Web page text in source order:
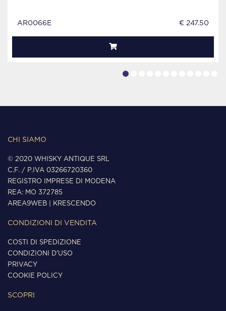
AR0066E € 247.50
CHI SIAMO
© 2020 WHISKY ANTIQUE SRL
C.F. / P.IVA 03266720360
REGISTRO IMPRESE DI MODENA
REA: MO 372785
AREA9WEB
KRESCENDO
CONDIZIONI DI VENDITA
COSTI DI SPEDIZIONE
CONDIZIONI D'USO
PRIVACY
COOKIE POLICY
SCOPRI